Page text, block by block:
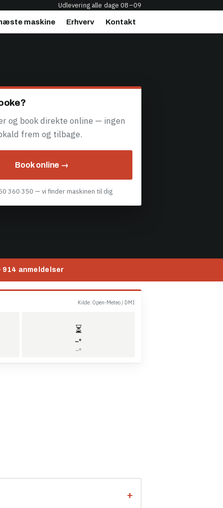
Udlevering alle dage 08–09
maskine Erhverv Kontakt
og book direkte online — ingen
frem og tilbage.
Book online →
360 350 — vi finder maskinen til dig
914 anmeldelser
Kilde: Open-Meteo / DMI
⏳
–°
–°
+